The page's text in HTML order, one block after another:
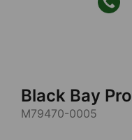
Black Bay Pro
M79470-0005